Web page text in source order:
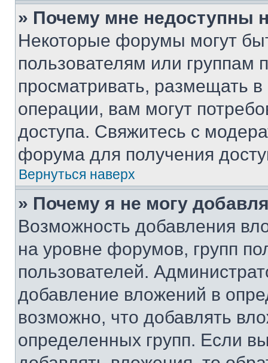
» Почему мне недоступны
Некоторые форумы могут
пользователям или группам
просматривать, размещать
операции, вам могут
доступа. Свяжитесь с
форума для получения
Вернуться наверх
» Почему я не могу
Возможность добавления
на уровне форумов, групп
пользователей.
добавление вложений в
возможно, что добавлять
определенных групп. Если